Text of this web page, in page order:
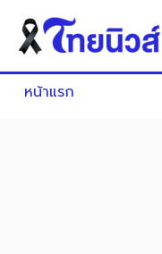
หน้าแรก